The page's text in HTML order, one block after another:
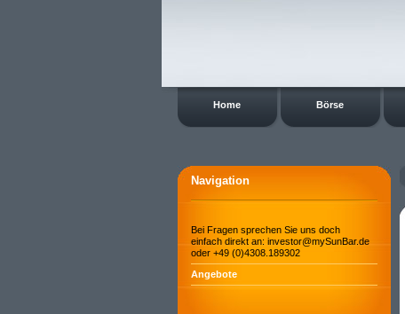
Home Börse
Navigation
Bei Fragen sprechen Sie uns doch
einfach direkt an: investor@mySunBar.de
oder +49 (0)4308.189302
Angebote